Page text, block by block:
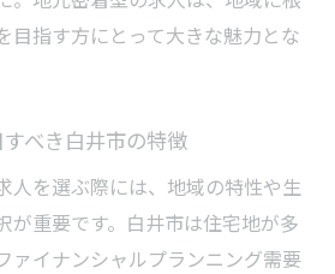
目指す方にとって大きな魅力とな
べき白井市の特徴
人を選ぶ際には、地域の特性や生
が重要です。白井市は住宅地が多
ァイナンシャルプランニング需要